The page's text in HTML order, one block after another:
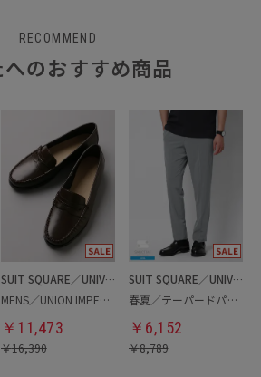
RECOMMEND
へのおすすめ商品
SUIT SQUARE／UNIVERSAL LANGUAGE
MENS／UNION IMPERIAL監修／コインローファー
￥ 11,473
￥16,390
SUIT SQUARE／UNIVERSAL LANGUAGE
春夏／テーパードパンツ
￥ 6,152
￥8,789